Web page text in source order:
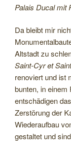
Palais Ducal mit
Da bleibt mir
Altstadt zu
Saint-Cyr et
renoviert und ist
bunten, in einem
entschädigen
Zerstörung der
Wiederaufbau
gestaltet und